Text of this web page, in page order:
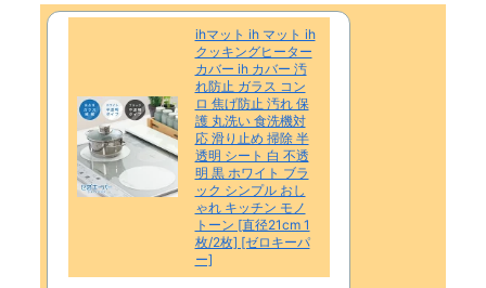
ihマット ih マット ih
クッキングヒーター
カバー ih カバー 汚
れ防止 ガラス コン
ロ 焦げ防止 汚れ 保
護 丸洗い 食洗機対
応 滑り止め 掃除 半
透明 シート 白 不透
明 黒 ホワイト ブラ
ック シンプル おし
ゃれ キッチン モノ
トーン [直径21cm 1
枚/2枚] [ゼロキーパ
ー]